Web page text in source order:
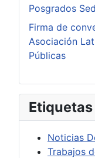
Posgrados
Firma de
Asociación
Públicas
Noticias
Trabajos